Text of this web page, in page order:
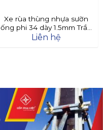
Xe rùa thùng nhựa sườn
ống phi 34 dày 1.5mm Trần
Đà
Liên hệ